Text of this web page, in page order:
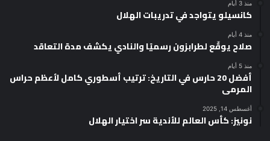
منذ 3 أيام
كانسيلو يتواجد في تدريبات الهلال
منذ 4 أيام
صلاح يوقّع لطرابزون رسميًا والنادي يكشف مدة التعاقد
منذ 5 أيام
أفضل 20 حارس في التاريخ: ترتيب أسطوري كامل لأعظم حراس
المرمى
أغسطس 14, 2025
نونيز: كأس العالم للأندية سر اختيار الهلال